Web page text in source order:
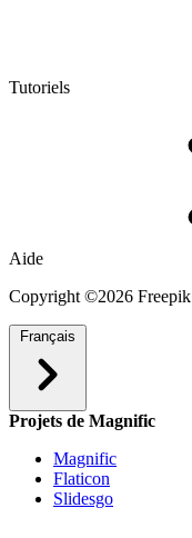
Tutoriels
Aide
Copyright ©2026
Français
Projets de Magnific
Magnific
Flaticon
Slidesgo